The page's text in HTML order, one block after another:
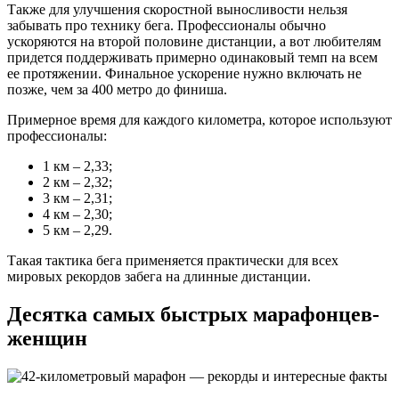
Также для улучшения скоростной выносливости нельзя
забывать про технику бега. Профессионалы обычно
ускоряются на второй половине дистанции, а вот любителям
придется поддерживать примерно одинаковый темп на всем
ее протяжении. Финальное ускорение нужно включать не
позже, чем за 400 метро до финиша.
Примерное время для каждого километра, которое используют
профессионалы:
1 км – 2,33;
2 км – 2,32;
3 км – 2,31;
4 км – 2,30;
5 км – 2,29.
Такая тактика бега применяется практически для всех
мировых рекордов забега на длинные дистанции.
Десятка самых быстрых марафонцев-
женщин